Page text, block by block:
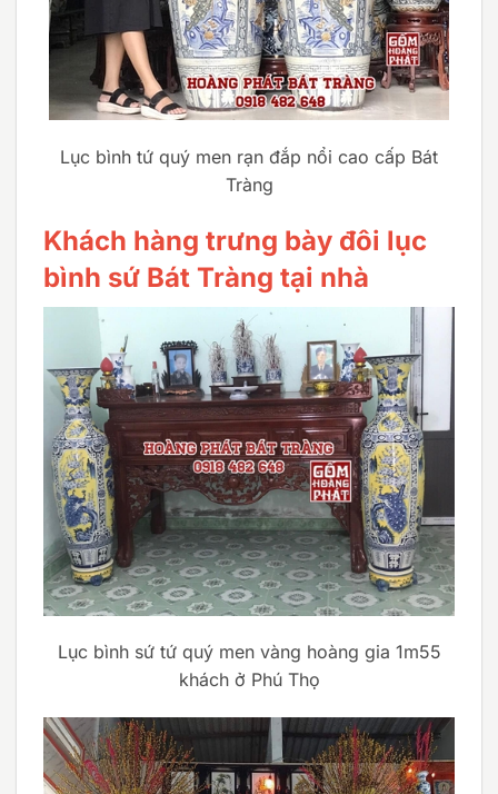
Lục bình tứ quý men rạn đắp nổi cao cấp Bát
Tràng
Khách hàng trưng bày đôi lục
bình sứ Bát Tràng tại nhà
Lục bình sứ tứ quý men vàng hoàng gia 1m55
khách ở Phú Thọ